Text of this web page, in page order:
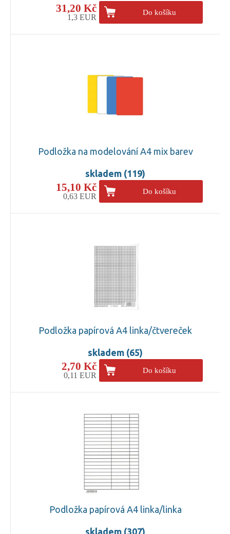
31,20 Kč
1,3 EUR
Do košíku
Podložka na modelování A4 mix barev
skladem (119)
15,10 Kč
0,63 EUR
Do košíku
Podložka papírová A4 linka/čtvereček
skladem (65)
2,70 Kč
0,11 EUR
Do košíku
Podložka papírová A4 linka/linka
skladem (307)